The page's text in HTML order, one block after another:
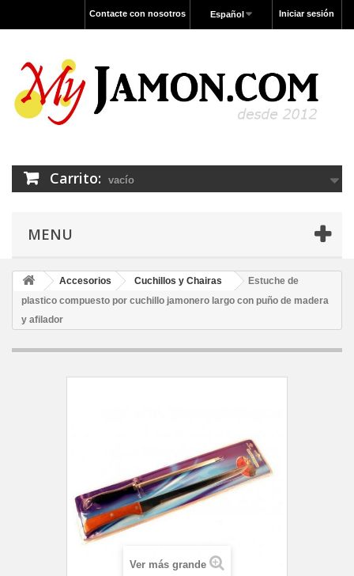
Iniciar sesión
Español
Contacte con nosotros
Carrito: vacío
MENU
Accesorios Cuchillos y Chairas
Estuche de
plastico compuesto por cuchillo jamonero largo con puño de madera
y afilador
Ver más grande